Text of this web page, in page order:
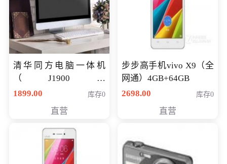
清华同方电脑一体机
（J1900四
核/4G/120G0.8CM厚度
1899.00 库存0
直营
步步高手机vivo X9（全
网通）4GB+64GB
2698.00
库存0
直营